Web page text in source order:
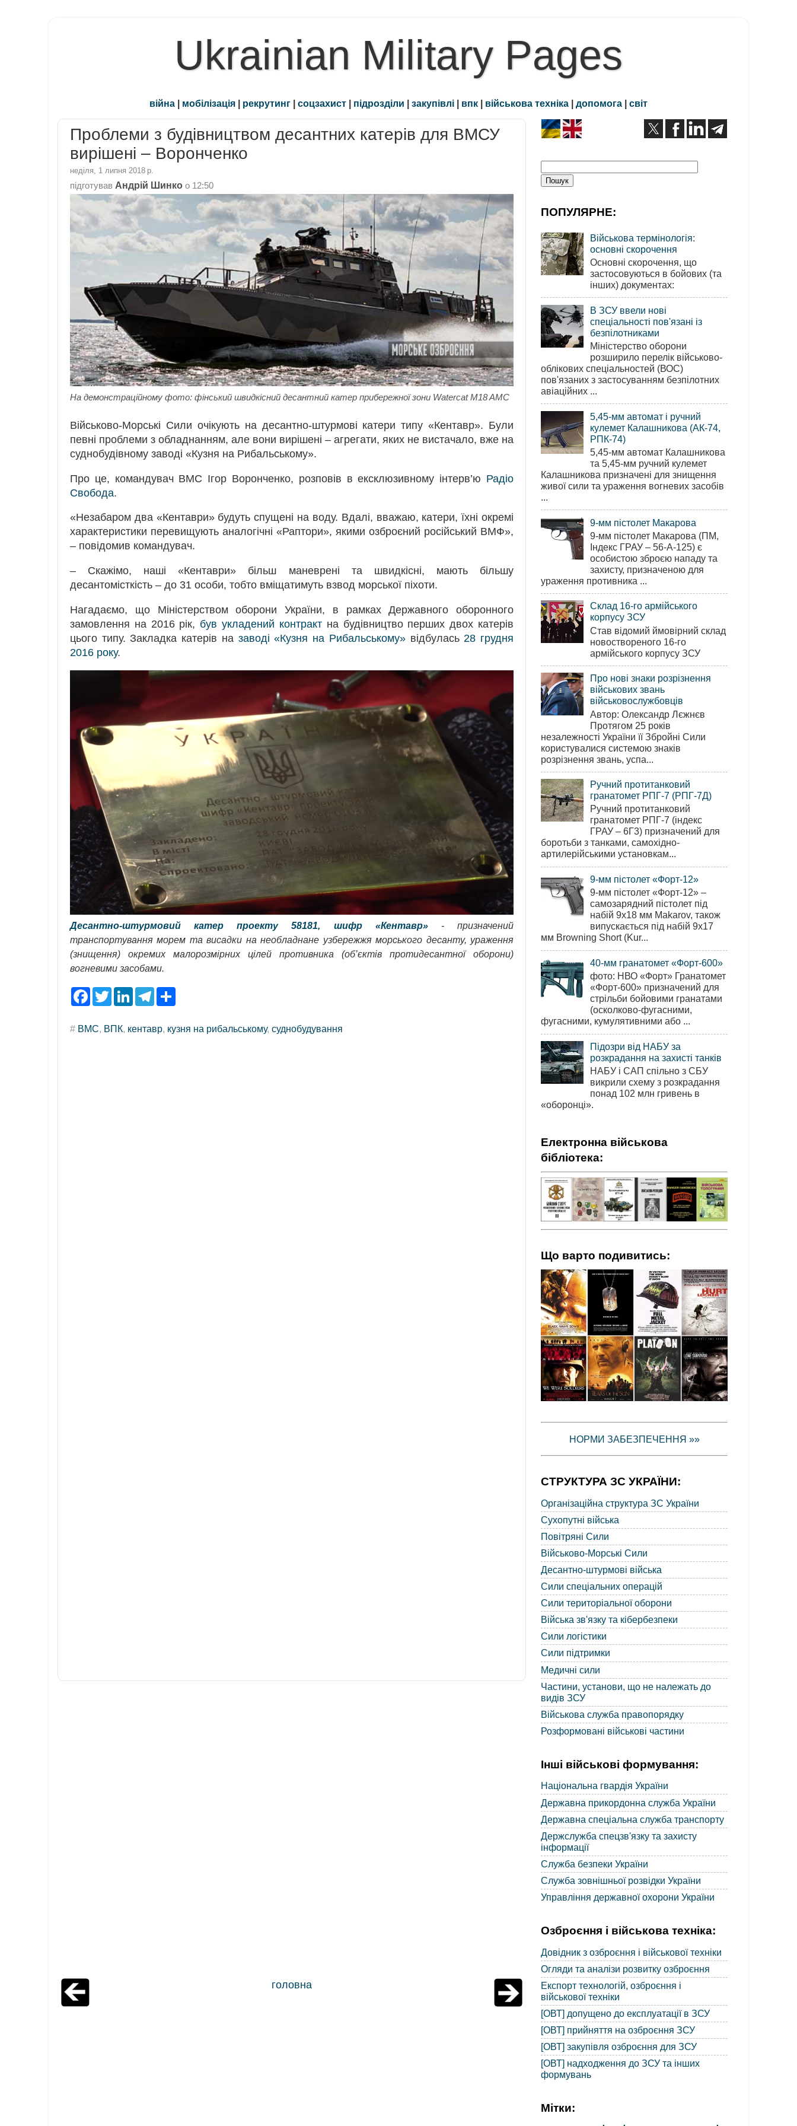
Ukrainian Military Pages
війна | мобілізація | рекрутинг | соцзахист | підрозділи | закупівлі | впк | військова техніка | допомога | світ
Проблеми з будівництвом десантних катерів для ВМСУ
вирішені – Воронченко
неділя, 1 липня 2018 р.
підготував Андрій Шинко о 12:50
На демонстраційному фото: фінський швидкісний десантний катер прибережної зони Watercat M18 AMC
Військово-Морські Сили очікують на десантно-штурмові катери типу «Кентавр». Були
певні проблеми з обладнанням, але вони вирішені – агрегати, яких не вистачало, вже на
суднобудівному заводі «Кузня на Рибальському».
Про це, командувач ВМС Ігор Воронченко, розповів в ексклюзивному інтерв’ю Радіо
Свобода.
«Незабаром два «Кентаври» будуть спущені на воду. Вдалі, вважаю, катери, їхні окремі
характеристики перевищують аналогічні «Раптори», якими озброєний російський ВМФ»,
– повідомив командувач.
– Скажімо, наші «Кентаври» більш маневрені та швидкісні, мають більшу
десантомісткість – до 31 особи, тобто вміщатимуть взвод морської піхоти.
Нагадаємо, що Міністерством оборони України, в рамках Державного оборонного
замовлення на 2016 рік, був укладений контрактна будівництво перших двох катерів
цього типу. Закладка катерів на заводі «Кузня на Рибальському»відбулась28 грудня
2016 року.
Десантно-штурмовий катер проекту 58181, шифр «Кентавр»- призначений
транспортування морем та висадки на необладнане узбережжя морського десанту, ураження
(знищення) окремих малорозмірних цілей противника (об’єктів протидесантної оборони)
вогневими засобами.
F
a
b
T
w
t
L
e
T
g
e
# ВМС, ВПК, кентавр, кузня на рибальському, суднобудування
головна
ПОПУЛЯРНЕ:
Військова термінологія:
основні скорочення
Основні скорочення, що
застосовуються в бойових (та
інших) документах:
В ЗСУ ввели нові
спеціальності пов'язані із
безпілотниками
Міністерство оборони
розширило перелік військово-
облікових спеціальностей (ВОС)
пов'язаних з застосуванням безпілотних
авіаційних ...
5,45-мм автомат і ручний
кулемет Калашникова (АК-74,
РПК-74)
5,45-мм автомат Калашникова
та 5,45-мм ручний кулемет
Калашникова призначені для знищення
живої сили та ураження вогневих засобів
...
9-мм пістолет Макарова
9-мм пістолет Макарова (ПМ,
Індекс ГРАУ – 56-А-125) є
особистою зброєю нападу та
захисту, призначеною для
ураження противника ...
Склад 16-го армійського
корпусу ЗСУ
Став відомий ймовірний склад
новоствореного 16-го
армійського корпусу ЗСУ
Про нові знаки розрізнення
військових звань
військовослужбовців
Автор: Олександр Лєжнєв
Протягом 25 років
незалежності України її Збройні Сили
користувалися системою знаків
розрізнення звань, успа...
Ручний протитанковий
гранатомет РПГ-7 (РПГ-7Д)
Ручний протитанковий
гранатомет РПГ-7 (індекс
ГРАУ – 6Г3) призначений для
боротьби з танками, самохідно-
артилерійськими установкам...
9-мм пістолет «Форт-12»
9-мм пістолет «Форт-12» –
самозарядний пістолет під
набій 9х18 мм Makarov, також
випускається під набій 9х17
мм Browning Short (Kur...
40-мм гранатомет «Форт-600»
фото: НВО «Форт» Гранатомет
«Форт-600» призначений для
стрільби бойовими гранатами
(осколково-фугасними,
фугасними, кумулятивними або ...
Підозри від НАБУ за
розкрадання на захисті танків
НАБУ і САП спільно з СБУ
викрили схему з розкрадання
понад 102 млн гривень в
«оборонці».
Електронна військова
бібліотека:
Що варто подивитись:
НОРМИ ЗАБЕЗПЕЧЕННЯ »»
СТРУКТУРА ЗС УКРАЇНИ:
Організаційна структура ЗС України
Сухопутні війська
Повітряні Сили
Військово-Морські Сили
Десантно-штурмові війська
Сили спеціальних операцій
Сили територіальної оборони
Війська зв'язку та кібербезпеки
Сили логістики
Сили підтримки
Медичні сили
Частини, установи, що не належать до
видів ЗСУ
Військова служба правопорядку
Розформовані військові частини
Інші військові формування:
Національна гвардія України
Державна прикордонна служба України
Державна спеціальна служба транспорту
Держслужба спецзв'язку та захисту
інформації
Служба безпеки України
Служба зовнішньої розвідки України
Управління державної охорони України
Озброєння і військова техніка:
Довідник з озброєння і військової техніки
Огляди та аналізи розвитку озброєння
Експорт технологій, озброєння і
військової техніки
[ОВТ] допущено до експлуатації в ЗСУ
[ОВТ] прийняття на озброєння ЗСУ
[ОВТ] закупівля озброєння для ЗСУ
[ОВТ] надходження до ЗСУ та інших
формувань
Мітки: